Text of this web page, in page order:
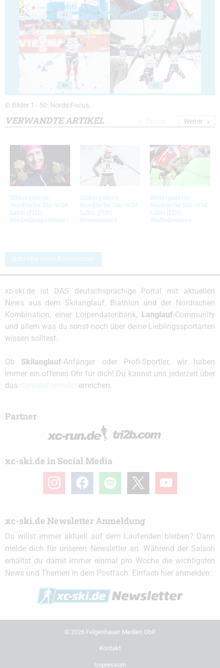
47 48
49 50
© Bilder 1 - 50: NordicFocus;
VERWANDTE ARTIKEL
Bildergalerie
Nordische Ski-WM
Lahti (FIN)
Medaillengewinner
Bildergalerie
Nordische Ski-WM
Lahti (FIN)
Massenstart
Bildergalerie
Nordische Ski-WM
Lahti (FIN)
Staffelrennen
Weiter
Schreibe einen Kommentar
xc-ski.de ist DAS deutschsprachige Portal mit aktuellen
News aus dem Skilanglauf, Biathlon und der Nordischen
Kombination, einer Loipendatenbank,
Langlauf-Community
und allem was du sonst noch über deine Lieblingssportarten
wissen solltest.
Ob Skilanglauf-Anfänger oder Profi-Sportler, wir haben
immer ein offenes Ohr für dich! Du kannst uns jederzeit über
das
erreichen.
Partner
xc-ski.de in Social Media
instagramfacebook spotify youtube
xc-ski.de Newsletter Anmeldung
Du willst immer aktuell auf dem Laufenden bleiben? Dann
melde dich für unseren Newsletter an. Während der Saison
erhältst du damit immer einmal pro Woche die wichtigsten
News und Themen in dein Postfach. Einfach hier anmelden:
© 2026 Felgenhauer Medien GbR
Kontakt
Impressum